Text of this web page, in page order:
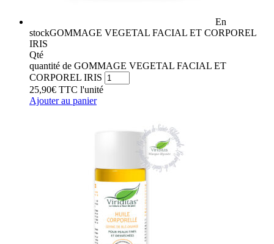
En
stockGOMMAGE VEGETAL FACIAL ET CORPOREL
IRIS
Qté
quantité de GOMMAGE VEGETAL FACIAL ET
CORPOREL IRIS
25,90€ TTC l'unité
Ajouter au panier